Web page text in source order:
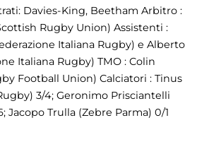
Davies-King, Beetham Arbitro :
Rugby Union) Assistenti :
Italiana Rugby) e Alberto
Italiana Rugby) TMO : Colin
Football Union) Calciatori : Tinus
3/4; Geronimo Prisciantelli
Jacopo Trulla (Zebre Parma) 0/1